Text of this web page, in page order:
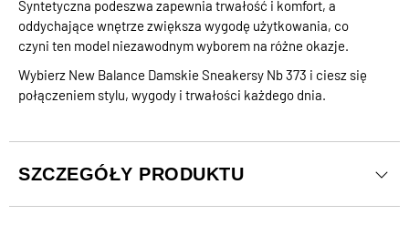
Syntetyczna podeszwa zapewnia trwałość i komfort, a
oddychające wnętrze zwiększa wygodę użytkowania, co
czyni ten model niezawodnym wyborem na różne okazje.
Wybierz New Balance Damskie Sneakersy Nb 373 i ciesz się
połączeniem stylu, wygody i trwałości każdego dnia.
SZCZEGÓŁY PRODUKTU